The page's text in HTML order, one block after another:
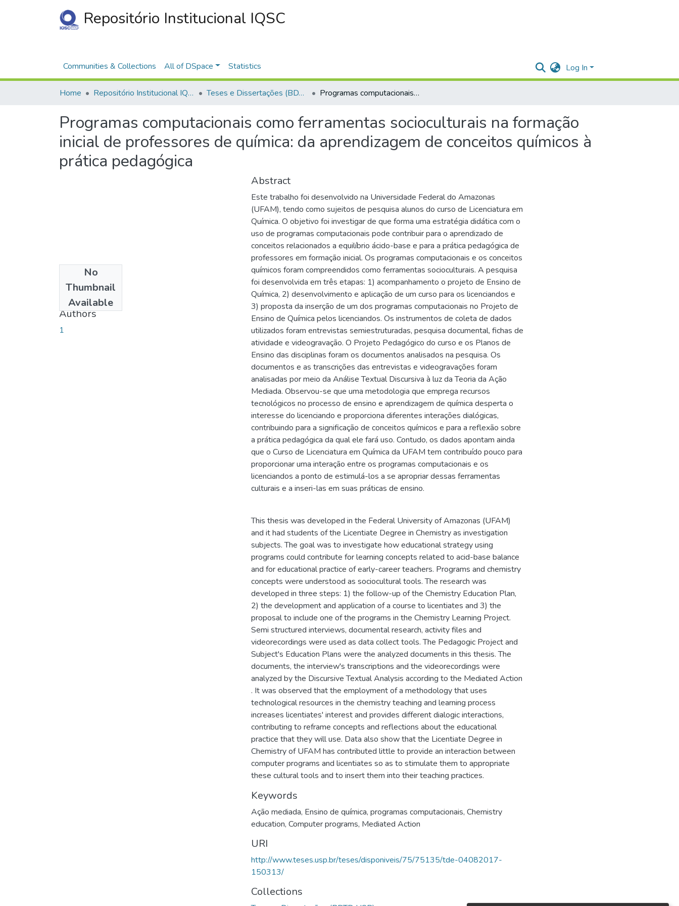
Repositório Institucional IQSC
Communities & Collections All of DSpace Statistics Log In
Home Repositório Institucional IQSC Teses e Dissertações (BDTD USP) Programas computacionais como ferramentas socioculturais na formação inicial de professores de química: da aprendizagem de conceitos químicos à prática pedagógica
Programas computacionais como ferramentas socioculturais na formação
inicial de professores de química: da aprendizagem de conceitos químicos à
prática pedagógica
No
Thumbnail
Available
2017-08-07
Authors
1
Abstract
Este trabalho foi desenvolvido na Universidade Federal do Amazonas
(UFAM), tendo como sujeitos de pesquisa alunos do curso de Licenciatura em
Química. O objetivo foi investigar de que forma uma estratégia didática com o
uso de programas computacionais pode contribuir para o aprendizado de
conceitos relacionados a equilíbrio ácido-base e para a prática pedagógica de
professores em formação inicial. Os programas computacionais e os conceitos
químicos foram compreendidos como ferramentas socioculturais. A pesquisa
foi desenvolvida em três etapas: 1) acompanhamento o projeto de Ensino de
Química, 2) desenvolvimento e aplicação de um curso para os licenciandos e
3) proposta da inserção de um dos programas computacionais no Projeto de
Ensino de Química pelos licenciandos. Os instrumentos de coleta de dados
utilizados foram entrevistas semiestruturadas, pesquisa documental, fichas de
atividade e videogravação. O Projeto Pedagógico do curso e os Planos de
Ensino das disciplinas foram os documentos analisados na pesquisa. Os
documentos e as transcrições das entrevistas e videogravações foram
analisadas por meio da Análise Textual Discursiva à luz da Teoria da Ação
Mediada. Observou-se que uma metodologia que emprega recursos
tecnológicos no processo de ensino e aprendizagem de química desperta o
interesse do licenciando e proporciona diferentes interações dialógicas,
contribuindo para a significação de conceitos químicos e para a reflexão sobre
a prática pedagógica da qual ele fará uso. Contudo, os dados apontam ainda
que o Curso de Licenciatura em Química da UFAM tem contribuído pouco para
proporcionar uma interação entre os programas computacionais e os
licenciandos a ponto de estimulá-los a se apropriar dessas ferramentas
culturais e a inseri-las em suas práticas de ensino.
This thesis was developed in the Federal University of Amazonas (UFAM)
and it had students of the Licentiate Degree in Chemistry as investigation
subjects. The goal was to investigate how educational strategy using
programs could contribute for learning concepts related to acid-base balance
and for educational practice of early-career teachers. Programs and chemistry
concepts were understood as sociocultural tools. The research was
developed in three steps: 1) the follow-up of the Chemistry Education Plan,
2) the development and application of a course to licentiates and 3) the
proposal to include one of the programs in the Chemistry Learning Project.
Semi structured interviews, documental research, activity files and
videorecordings were used as data collect tools. The Pedagogic Project and
Subject's Education Plans were the analyzed documents in this thesis. The
documents, the interview's transcriptions and the videorecordings were
analyzed by the Discursive Textual Analysis according to the Mediated Action
. It was observed that the employment of a methodology that uses
technological resources in the chemistry teaching and learning process
increases licentiates' interest and provides different dialogic interactions,
contributing to reframe concepts and reflections about the educational
practice that they will use. Data also show that the Licentiate Degree in
Chemistry of UFAM has contributed little to provide an interaction between
computer programs and licentiates so as to stimulate them to appropriate
these cultural tools and to insert them into their teaching practices.
Keywords
Ação mediada, Ensino de química, programas computacionais, Chemistry
education, Computer programs, Mediated Action
URI
http://www.teses.usp.br/teses/disponiveis/75/75135/tde-04082017-
150313/
Collections